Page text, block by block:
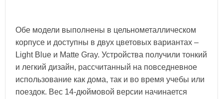
Обе модели выполнены в цельнометаллическом
корпусе и доступны в двух цветовых вариантах –
Light Blue и Matte Gray. Устройства получили тонкий
и легкий дизайн, рассчитанный на повседневное
использование как дома, так и во время учебы или
поездок. Вес 14-дюймовой версии начинается